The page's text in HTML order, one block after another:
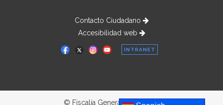
Contacto Ciudadano
Accesibilidad web
INTRANET
© Fiscalía General del Estado